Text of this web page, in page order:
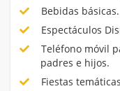
Bebidas básicas.
Espectáculos
Teléfono móvil
padres e hijos.
Fiestas